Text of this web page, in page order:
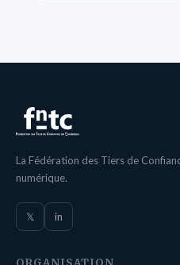
La Fédération des Tiers de
numérique.
𝕏 in